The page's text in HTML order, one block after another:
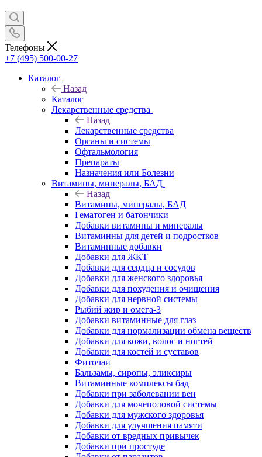
Телефоны
+7 (495) 500-00-27
Каталог
Назад
Каталог
Лекарственные средства
Назад
Лекарственные средства
Органы и системы
Офтальмология
Препараты
Назначения или Болезни
Витамины, минералы, БАД
Назад
Витамины, минералы, БАД
Гематоген и батончики
Добавки витамины и минералы
Витаминны для детей и подростков
Витаминные добавки
Добавки для ЖКТ
Добавки для сердца и сосудов
Добавки для женского здоровья
Добавки для похудения и очищения
Добавки для нервной системы
Рыбий жир и омега-3
Добавки витаминные для глаз
Добавки для нормализации обмена веществ
Добавки для кожи, волос и ногтей
Добавки для костей и суставов
Фиточаи
Бальзамы, сиропы, эликсиры
Витаминные комплексы бад
Добавки при заболевании вен
Добавки для мочеполовой системы
Добавки для мужского здоровья
Добавки для улучшения памяти
Добавки от вредных привычек
Добавки при простуде